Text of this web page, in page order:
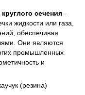
сечения -
жидкости или газа,
обеспечивая
Они являются
промышленных
и
(резина)